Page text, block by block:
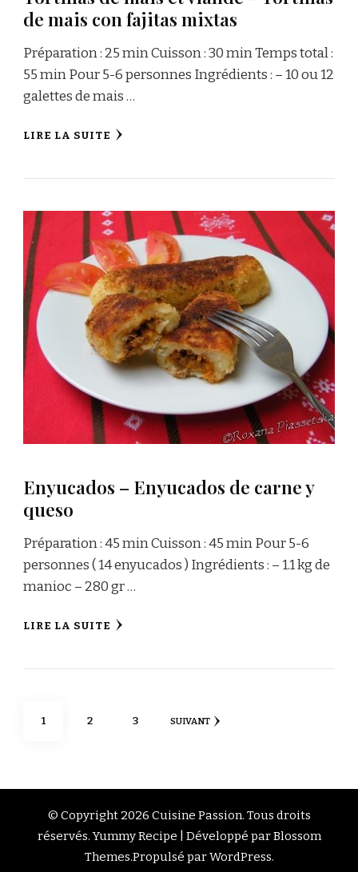
de mais con fajitas mixtas
Préparation : 25 min Cuisson : 30 min Temps total :
55 min Pour 5-6 personnes Ingrédients : – 10 ou 12
galettes de mais …
LIRE LA SUITE
Enyucados – Enyucados de carne y
queso
Préparation : 45 min Cuisson : 45 min Pour 5-6
personnes ( 14 enyucados ) Ingrédients : – 1.1 kg de
manioc – 280 gr …
LIRE LA SUITE
Navigation
PAGE
1 PAGE
2 PAGE
3 SUIVANT
© Copyright 2026 Cuisine Passion. Tous droits
réservés.Yummy Recipe | Développé parBlossom
Themes.Propulsé parWordPress.